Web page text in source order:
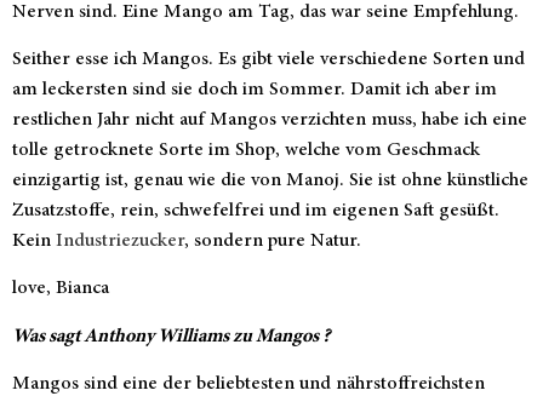
Nerven sind. Eine Mango am Tag, das war seine Empfehlung.
Seither esse ich Mangos. Es gibt viele verschiedene Sorten und
am leckersten sind sie doch im Sommer. Damit ich aber im
restlichen Jahr nicht auf Mangos verzichten muss, habe ich eine
tolle getrocknete Sorte im Shop, welche vom Geschmack
einzigartig ist, genau wie die von Manoj. Sie ist ohne künstliche
Zusatzstoffe, rein, schwefelfrei und im eigenen Saft gesüßt.
Kein Industriezucker, sondern pure Natur.
love, Bianca
Was sagt Anthony Williams zu Mangos ?
Mangos sind eine der beliebtesten und nährstoffreichsten